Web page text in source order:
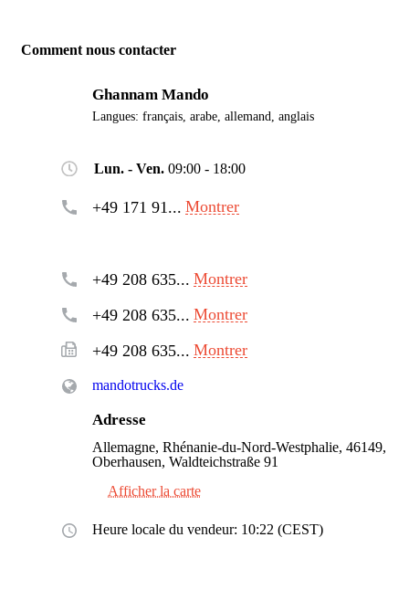
Comment nous contacter
Ghannam Mando
Langues: français, arabe, allemand, anglais
Lun. - Ven. 09:00 - 18:00
+49 171 91... Montrer
+49 208 635... Montrer
+49 208 635... Montrer
+49 208 635... Montrer
mandotrucks.de
Adresse
Allemagne, Rhénanie-du-Nord-Westphalie, 46149,
Oberhausen, Waldteichstraße 91
Afficher la carte
Heure locale du vendeur: 10:22 (CEST)